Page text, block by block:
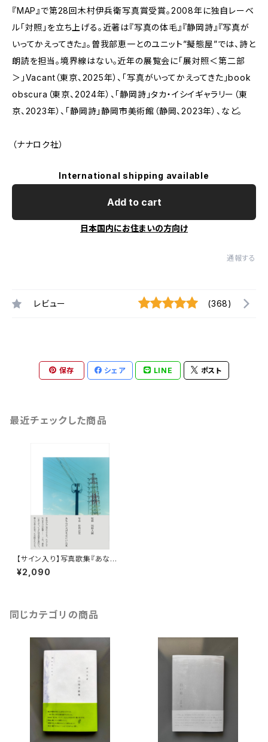
『MAP』で第28回木村伊兵衛写真賞受賞。2008年に独自レーベ
ル「対照」を立ち上げる。近著は『写真の体毛』『静岡詩』『写真が
いってかえってきた』。曽我部恵一とのユニット”擬態屋”では、詩と
朗読を担当。境界線はない。近年の展覧会に「展対照＜第二部
＞」Vacant（東京、2025年）、「写真がいってかえってきた」book
obscura（東京、2024年）、「静岡詩」タカ・イシイギャラリー（東
京、2023年）、「静岡詩」静岡市美術館（静岡、2023年）、など。
（ナナロク社）
International shipping available
Add to cart
日本国内にお住まいの方向け
通報する
レビュー (368)
保存 シェア LINE ポスト
最近チェックした商品
【サイン入り】写真歌集『あなた
に犬がそばにいた夏』 短歌 岡野
大嗣 写真 佐内正史
¥2,090
同じカテゴリの商品